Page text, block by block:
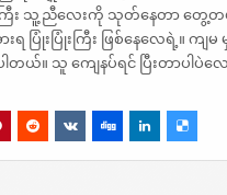
ကြီး သူ့ညီလေးကို သုတ်နေတာ တွေ့
ြုံးပြုံးကြီး ဖြစ်နေလေရဲ့။ ကျ
ါတယ်။ သူ ကျေနပ်ရင် ပြီးတာပါပဲ